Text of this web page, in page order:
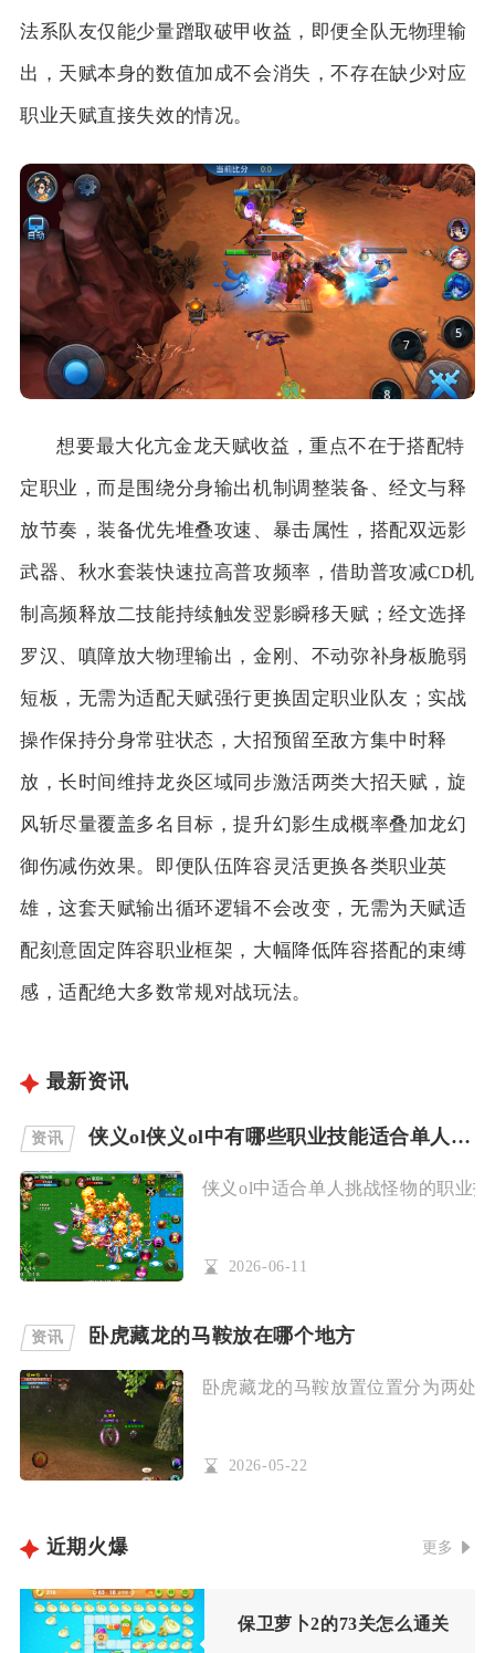
法系队友仅能少量蹭取破甲收益，即便全队无物理输
出，天赋本身的数值加成不会消失，不存在缺少对应
职业天赋直接失效的情况。
想要最大化亢金龙天赋收益，重点不在于搭配特
定职业，而是围绕分身输出机制调整装备、经文与释
放节奏，装备优先堆叠攻速、暴击属性，搭配双远影
武器、秋水套装快速拉高普攻频率，借助普攻减CD机
制高频释放二技能持续触发翌影瞬移天赋；经文选择
罗汉、嗔障放大物理输出，金刚、不动弥补身板脆弱
短板，无需为适配天赋强行更换固定职业队友；实战
操作保持分身常驻状态，大招预留至敌方集中时释
放，长时间维持龙炎区域同步激活两类大招天赋，旋
风斩尽量覆盖多名目标，提升幻影生成概率叠加龙幻
御伤减伤效果。即便队伍阵容灵活更换各类职业英
雄，这套天赋输出循环逻辑不会改变，无需为天赋适
配刻意固定阵容职业框架，大幅降低阵容搭配的束缚
感，适配绝大多数常规对战玩法。
最新资讯
资讯 侠义ol侠义ol中有哪些职业技能适合单人挑战怪物
侠义ol中适合单人挑战怪物的职业
2026-06-11
资讯 卧虎藏龙的马鞍放在哪个地方
卧虎藏龙的马鞍放置位置分为两处
2026-05-22
近期火爆 更多
保卫萝卜2的73关怎么通关